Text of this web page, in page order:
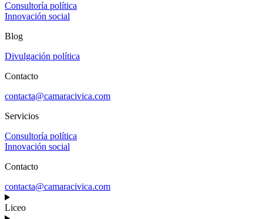
Consultoría política
Innovación social
Blog
Divulgación política
Contacto
contacta@camaracivica.com
Servicios
Consultoría política
Innovación social
Contacto
contacta@camaracivica.com
Liceo